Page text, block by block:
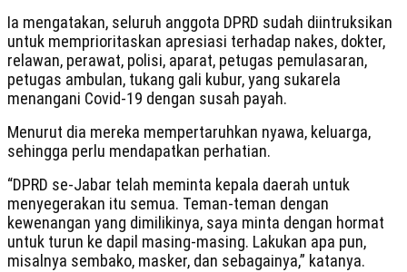
Ia mengatakan, seluruh anggota DPRD sudah diintruksikan
untuk memprioritaskan apresiasi terhadap nakes, dokter,
relawan, perawat, polisi, aparat, petugas pemulasaran,
petugas ambulan, tukang gali kubur, yang sukarela
menangani Covid-19 dengan susah payah.
Menurut dia mereka mempertaruhkan nyawa, keluarga,
sehingga perlu mendapatkan perhatian.
“DPRD se-Jabar telah meminta kepala daerah untuk
menyegerakan itu semua. Teman-teman dengan
kewenangan yang dimilikinya, saya minta dengan hormat
untuk turun ke dapil masing-masing. Lakukan apa pun,
misalnya sembako, masker, dan sebagainya,” katanya.